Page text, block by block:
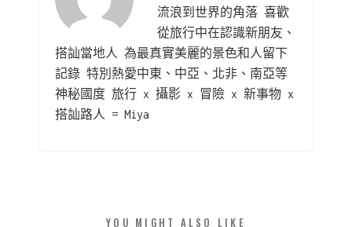
流浪到世界的角落 喜歡
從旅行中在認識新朋友、
搭訕當地人 為最真實美麗的景色和人留下
記錄 特別熱愛中東、中亞、北非、南亞等
神秘國度 旅行 x 攝影 x 冒險 x 新事物 x
搭訕路人 = Miya
YOU MIGHT ALSO LIKE